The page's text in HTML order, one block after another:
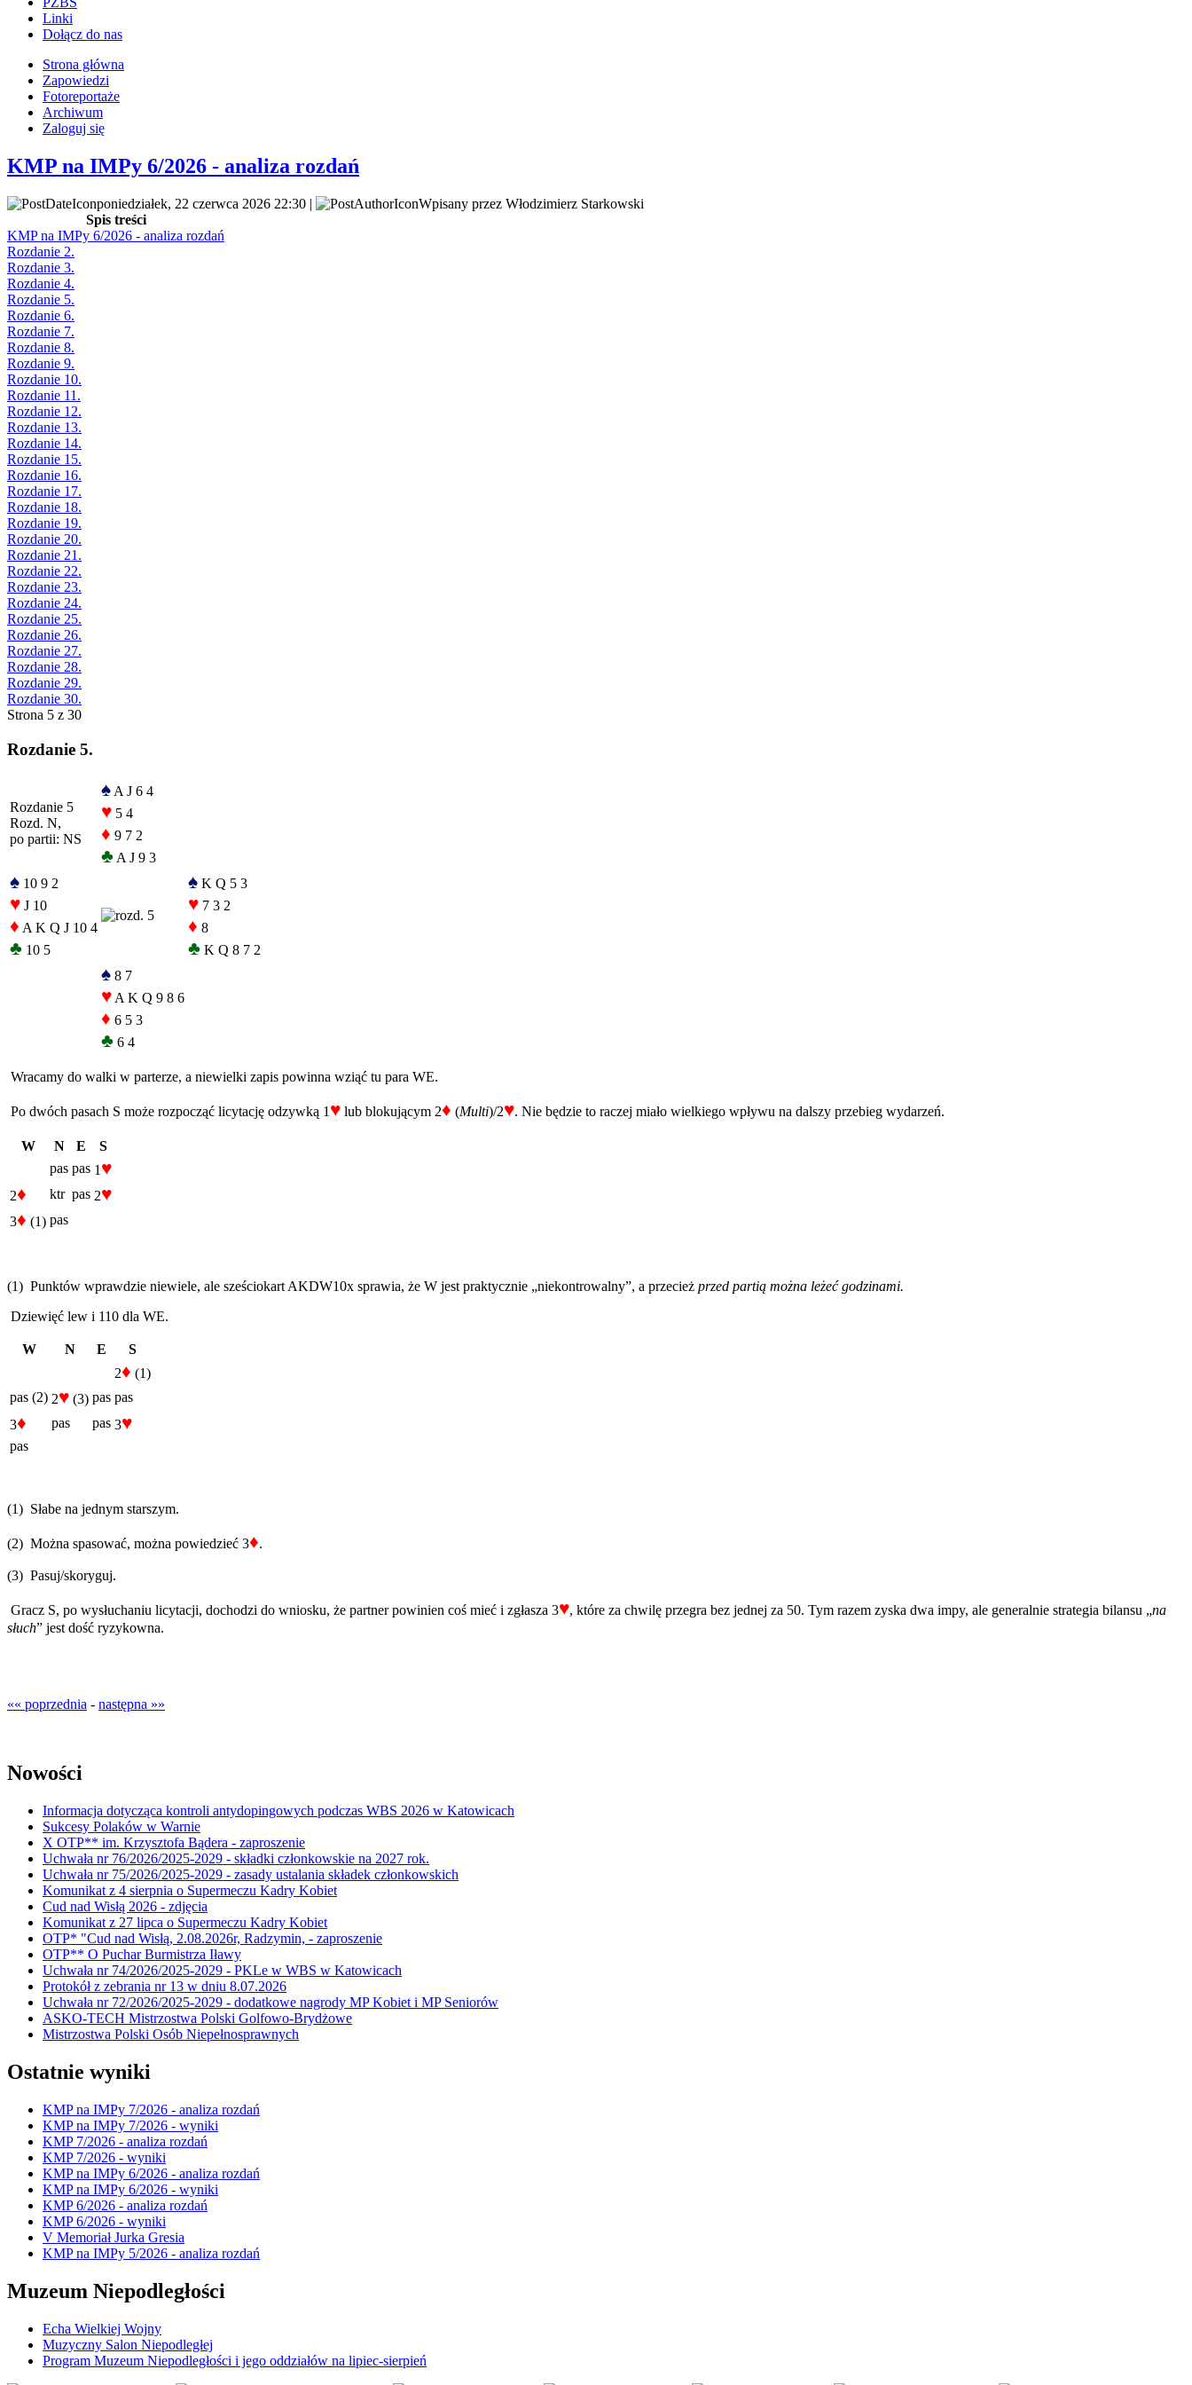
Linki
Dołącz do nas
Strona główna
Zapowiedzi
Fotoreportaże
Archiwum
Zaloguj się
KMP na IMPy 6/2026 - analiza rozdań
poniedziałek, 22 czerwca 2026 22:30 |
Wpisany przez Włodzimierz Starkowski
Spis treści
KMP na IMPy 6/2026 - analiza rozdań
Rozdanie 2.
Rozdanie 3.
Rozdanie 4.
Rozdanie 5.
Rozdanie 6.
Rozdanie 7.
Rozdanie 8.
Rozdanie 9.
Rozdanie 10.
Rozdanie 11.
Rozdanie 12.
Rozdanie 13.
Rozdanie 14.
Rozdanie 15.
Rozdanie 16.
Rozdanie 17.
Rozdanie 18.
Rozdanie 19.
Rozdanie 20.
Rozdanie 21.
Rozdanie 22.
Rozdanie 23.
Rozdanie 24.
Rozdanie 25.
Rozdanie 26.
Rozdanie 27.
Rozdanie 28.
Rozdanie 29.
Rozdanie 30.
Strona 5 z 30
Rozdanie 5.
Rozdanie 5
Rozd. N,
po partii: NS
♠ A J 6 4
♥ 5 4
♦ 9 7 2
♣ A J 9 3
♠ 10 9 2
♥ J 10
♦ A K Q J 10 4
♣ 10 5
♠ K Q 5 3
♥ 7 3 2
♦ 8
♣ K Q 8 7 2
♠ 8 7
♥ A K Q 9 8 6
♦ 6 5 3
♣ 6 4
Wracamy do walki w parterze, a niewielki zapis powinna wziąć tu para WE.
Po dwóch pasach S może rozpocząć licytację odzywką 1 ♥ lub blokującym 2♦ (Multi)/2♥. Nie będzie to raczej miało wielkiego wpływu na dalszy przebieg wydarzeń.
W N E
S
pas pas 1 ♥
2♦ ktr pas 2♥
3♦ (1) pas
(1) Punktów wprawdzie niewiele, ale sześciokart AKDW10x sprawia, że W jest praktycznie „niekontrowalny”, a przecież przed partią można leżeć godzinami.
Dziewięć lew i 110 dla WE.
W N E
S
2♦ (1)
pas (2) 2♥ (3) pas pas
3♦ pas pas 3♥
pas
(1) Słabe na jednym starszym.
(2) Można spasować, można powiedzieć 3♦.
(3) Pasuj/skoryguj.
Gracz S, po wysłuchaniu licytacji, dochodzi do wniosku, że partner powinien coś mieć i zgłasza 3♥, które za chwilę przegra bez jednej za 50. Tym razem zyska dwa impy, ale generalnie strategia bilansu „na
słuch” jest dość ryzykowna.
«« poprzednia - następna »»
Nowości
Informacja dotycząca kontroli antydopingowych podczas WBS 2026 w Katowicach
Sukcesy Polaków w Warnie
X OTP** im. Krzysztofa Bądera - zaproszenie
Uchwała nr 76/2026/2025-2029 - składki członkowskie na 2027 rok.
Uchwała nr 75/2026/2025-2029 - zasady ustalania składek członkowskich
Komunikat z 4 sierpnia o Supermeczu Kadry Kobiet
Cud nad Wisłą 2026 - zdjęcia
Komunikat z 27 lipca o Supermeczu Kadry Kobiet
OTP* "Cud nad Wisłą, 2.08.2026r, Radzymin, - zaproszenie
OTP** O Puchar Burmistrza Iławy
Uchwała nr 74/2026/2025-2029 - PKLe w WBS w Katowicach
Protokół z zebrania nr 13 w dniu 8.07.2026
Uchwała nr 72/2026/2025-2029 - dodatkowe nagrody MP Kobiet i MP Seniorów
ASKO-TECH Mistrzostwa Polski Golfowo-Brydżowe
Mistrzostwa Polski Osób Niepełnosprawnych
Ostatnie wyniki
KMP na IMPy 7/2026 - analiza rozdań
KMP na IMPy 7/2026 - wyniki
KMP 7/2026 - analiza rozdań
KMP 7/2026 - wyniki
KMP na IMPy 6/2026 - analiza rozdań
KMP na IMPy 6/2026 - wyniki
KMP 6/2026 - analiza rozdań
KMP 6/2026 - wyniki
V Memoriał Jurka Gresia
KMP na IMPy 5/2026 - analiza rozdań
Muzeum Niepodległości
Echa Wielkiej Wojny
Muzyczny Salon Niepodległej
Program Muzeum Niepodległości i jego oddziałów na lipiec-sierpień